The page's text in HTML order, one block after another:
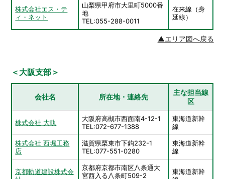
株式会社エス・テ
ィ・ネット
山梨県甲府市大里町5000番
地
TEL:055-288-0011
在来線（身
延線）
▲エリア図へ戻る
＜大阪支部＞
会社名 所在地・連絡先
主な担当線
区
株式会社 大軌
大阪府高槻市西面南4-12-1
TEL:072-677-1388
東海道新幹
線
株式会社 西堀工務
店
滋賀県栗東市下鈎232-1
TEL:077-551-0280
東海道新幹
線
京都軌道建設株式会
京都府京都市南区八条通大
宮西入る八条町509-2
東海道新幹